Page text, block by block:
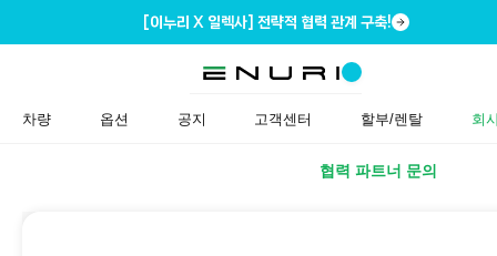
[이누리 X 일렉사] 전략적 협력 관계 구축!
차량 옵션 공지 고객센터 할부/렌탈 회
협력 파트너 문의